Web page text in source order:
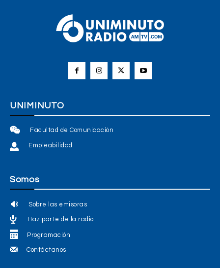
UNIMINUTO
Facultad de Comunicación
Empleabilidad
Somos
Sobre las emisoras
Haz parte de la radio
Programación
Contáctanos